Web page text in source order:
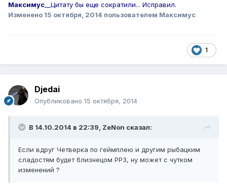
Максимус __Цитату бы еще сократили... Исправил.
Изменено 15 октября, 2014 пользователем Максимус
1
Djedai
Опубликовано 15 октября, 2014
В 14.10.2014 в 22:39, ZeNon сказал:
Если вдруг Четверка по геймплею и другим рыбацким
сладостям будет близнецом РР3, ну может с чутком
изменений ?